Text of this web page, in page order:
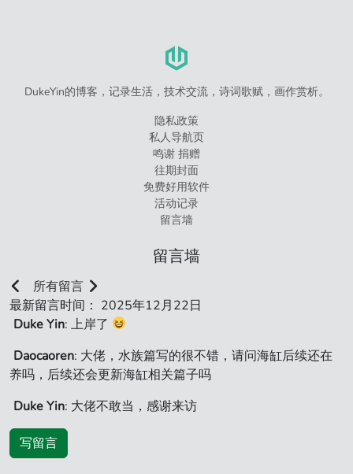
DukeYin的博客，记录生活，技术交流，诗词歌赋，画作赏析。
隐私政策
私人导航页
鸣谢 捐赠
往期封面
免费好用软件
活动记录
留言墙
留言墙
所有留言
最新留言时间： 2025年12月22日
Duke Yin: 上岸了
Daocaoren: 大佬，水族篇写的很不错，请问海缸后续还在
养吗，后续还会更新海缸相关篇子吗
Duke Yin: 大佬不敢当，感谢来访
写留言